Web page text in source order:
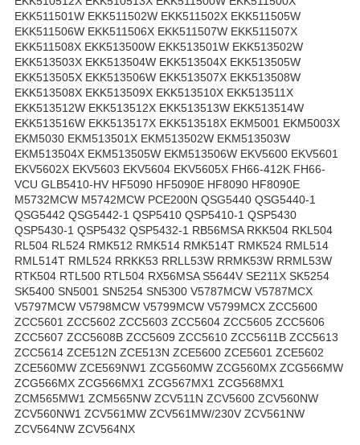
EKK511501W EKK511502W EKK511502X EKK511505W
EKK511506W EKK511506X EKK511507W EKK511507X
EKK511508X EKK513500W EKK513501W EKK513502W
EKK513503X EKK513504W EKK513504X EKK513505W
EKK513505X EKK513506W EKK513507X EKK513508W
EKK513508X EKK513509X EKK513510X EKK513511X
EKK513512W EKK513512X EKK513513W EKK513514W
EKK513516W EKK513517X EKK513518X EKM5001 EKM5003X
EKM5030 EKM513501X EKM513502W EKM513503W
EKM513504X EKM513505W EKM513506W EKV5600 EKV5601
EKV5602X EKV5603 EKV5604 EKV5605X FH66-412K FH66-
VCU GLB5410-HV HF5090 HF5090E HF8090 HF8090E
M5732MCW M5742MCW PCE200N QSG5440 QSG5440-1
QSG5442 QSG5442-1 QSP5410 QSP5410-1 QSP5430
QSP5430-1 QSP5432 QSP5432-1 RB56MSA RKK504 RKL504
RL504 RL524 RMK512 RMK514 RMK514T RMK524 RML514
RML514T RML524 RRKK53 RRLL53W RRMK53W RRML53W
RTK504 RTL500 RTL504 RX56MSA S5644V SE211X SK5254
SK5400 SN5001 SN5254 SN5300 V5787MCW V5787MCX
V5797MCW V5798MCW V5799MCW V5799MCX ZCC5600
ZCC5601 ZCC5602 ZCC5603 ZCC5604 ZCC5605 ZCC5606
ZCC5607 ZCC5608B ZCC5609 ZCC5610 ZCC5611B ZCC5613
ZCC5614 ZCE512N ZCE513N ZCE5600 ZCE5601 ZCE5602
ZCE560MW ZCE569NW1 ZCG560MW ZCG560MX ZCG566MW
ZCG566MX ZCG566MX1 ZCG567MX1 ZCG568MX1
ZCM565MW1 ZCM565NW ZCV511N ZCV5600 ZCV560NW
ZCV560NW1 ZCV561MW ZCV561MW/230V ZCV561NW
ZCV564NW ZCV564NX